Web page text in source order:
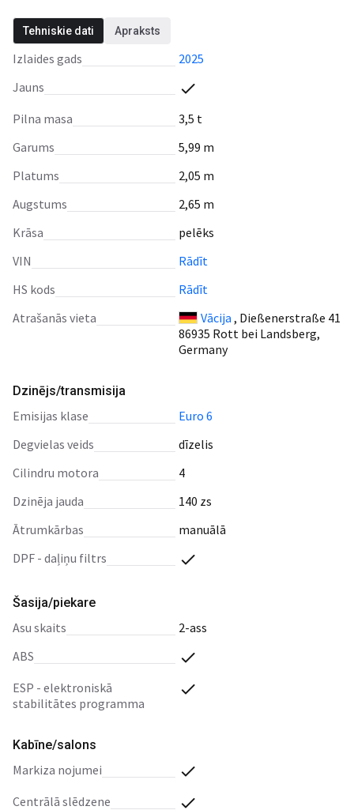
Tehniskie dati Apraksts
Izlaides gads
2025
Jauns
Pilna masa
3,5 t
Garums
5,99 m
Platums
2,05 m
Augstums
2,65 m
Krāsa
pelēks
VIN
Rādīt
HS kods
Rādīt
Atrašanās vieta
Vācija , Dießenerstraße 41
86935 Rott bei Landsberg,
Germany
Dzinējs/transmisija
emisijas klase
Euro 6
degvielas veids
dīzelis
cilindru motora
4
dzinēja jauda
140 zs
ātrumkārbas
manuālā
DPF - daļiņu filtrs
Šasija/piekare
asu skaits
2-ass
ABS
ESP - elektroniskā
stabilitātes programma
Kabīne/salons
markiza nojumei
centrālā slēdzene